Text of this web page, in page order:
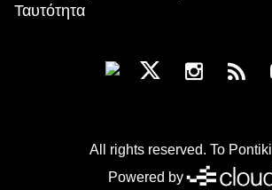
Ταυτότητα
All rights reserved. To
Powered by